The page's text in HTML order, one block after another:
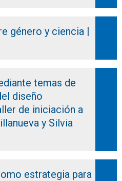
género y ciencia |
temas de
diseño
de iniciación a
y Silvia
estrategia para